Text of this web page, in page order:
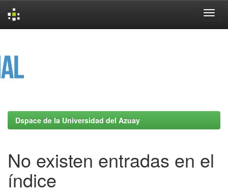
Dspace de la Universidad del Azuay
No existen entradas en el
índice